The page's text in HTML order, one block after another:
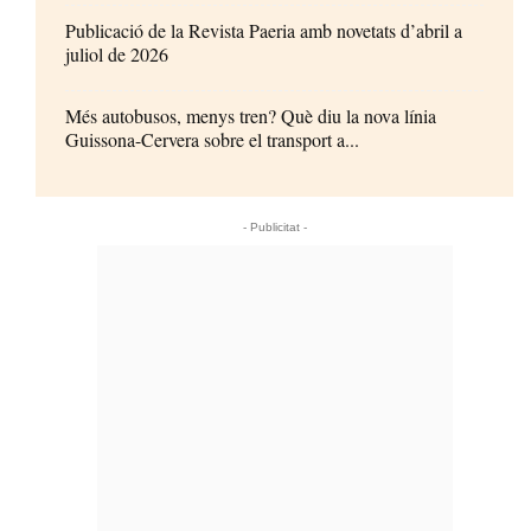
Publicació de la Revista Paeria amb novetats d’abril a
juliol de 2026
Més autobusos, menys tren? Què diu la nova línia
Guissona-Cervera sobre el transport a...
- Publicitat -